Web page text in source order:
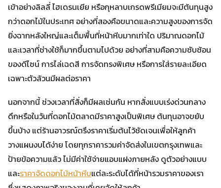
เข้าอย่างลิลลี่ ไฮเดรนเยีย หรือกุหลาบเกรดพรีเมียมจะมีต้นทุนสูง
กว่าดอกไม้ในประเทศ อย่างที่สองคือขนาดและความสูงของการจัด
ยิ่งฉากหลังใหญ่และเต็มพื้นที่หน้าหีบมากเท่าใด ปริมาณดอกไม้
และเวลาที่ช่างใช้ก็มากขึ้นตามไปด้วย อย่างที่สามคือความซับซ้อน
ของดีไซน์ การไล่เฉดสี การจัดทรงพิเศษ หรือการใส่รายละเอียด
เฉพาะตัวล้วนมีผลต่อราคา
นอกจากนี้ ช่วงเวลาที่สั่งก็มีผลเช่นกัน หากสั่งแบบเร่งด่วนกลาง
ดึกหรือในวันที่ดอกไม้ตลาดมีราคาสูงเป็นพิเศษ ต้นทุนอาจขยับ
ขึ้นบ้าง แต่ร้านอาวรณ์ตรึงราคาเริ่มต้นไว้ชัดเจนเพื่อให้ลูกค้า
วางแผนงบได้ง่าย โดยทุกราคารวมค่าจัดส่งในเขตกรุงเทพและ
ป้ายข้อความแล้ว ไม่มีค่าใช้จ่ายแอบแฝงภายหลัง ดูตัวอย่างแบบ
และราคาจัดดอกไม้หน้าหีบแต่ละระดับได้ที่หน้ารวมราคาของเรา